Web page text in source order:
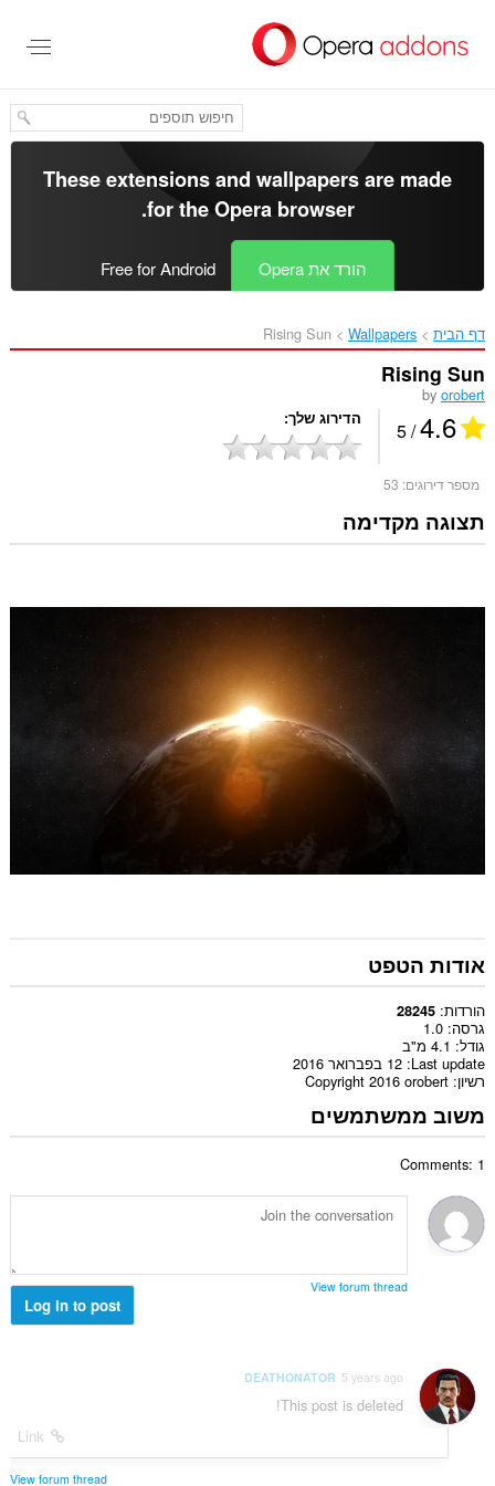
העיקרי
These extensions and wallpapers are made
for theOpera browser
.
הורד את Opera Free for Android
דף הבית Wallpapers
Rising Sun‎
Rising Sun
byorobert
4.6
/ 5 הדירוג שלך
מספר דירוגים: 53
תצוגה מקדימה
אודות הטפט
הורדות 28245
גרסה 1.0
גודל 4.1 מ"ב
Last update 12 בפברואר 2016
רשיון Copyright 2016 orobert
משוב ממשתמשים
Comments: 1
View forum thread
Log in to post
DEATHONATOR 5 years ago
This post is deleted!
View forum thread